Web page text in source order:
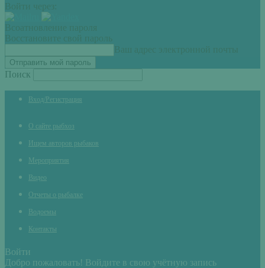
Войти через:
Всоатновление пароля
Восстановите свой пароль
Ваш адрес электронной почты
Поиск
Вход/Регистрация
О сайте рыбхоз
Ищем авторов рыбаков
Мероприятия
Видео
Отчеты о рыбалке
Водоемы
Контакты
Войти
Добро пожаловать! Войдите в свою учётную запись